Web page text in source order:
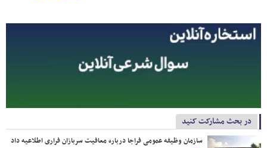
در بحث مشارکت کنید
سازمان وظیفه عمومی فراجا درباره معافیت سربازان فراری اطلاعیه داد